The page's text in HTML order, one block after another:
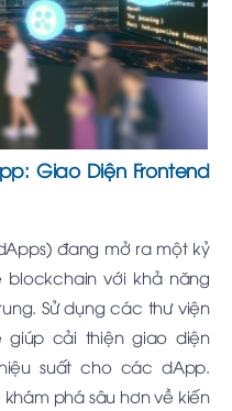
Giao Diện Frontend
đang mở ra một kỷ
với khả năng
Sử dụng các thư viện
giúp cải thiện giao diện
suất cho các dApp.
phá sâu hơn về kiến